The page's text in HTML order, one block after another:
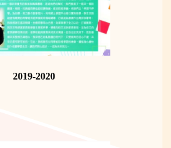
2019-2020